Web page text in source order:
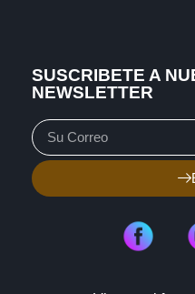
SUSCRIBETE A
NEWSLETTER